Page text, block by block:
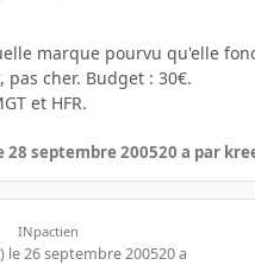
marque pourvu qu'elle
pas cher. Budget : 30€.
et HFR.
28 septembre 200520 a par
INpactien
le 26 septembre 200520 a